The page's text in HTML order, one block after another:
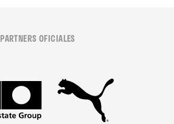
PARTNERS OFICIALES